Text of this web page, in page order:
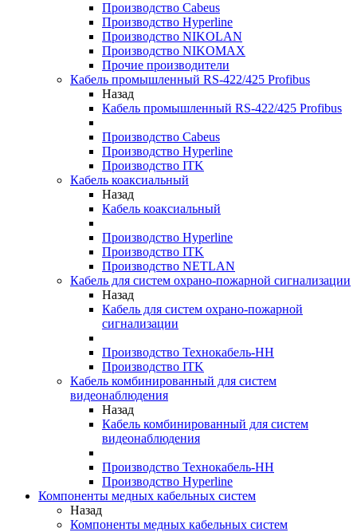
Производство Cabeus
Производство Hyperline
Производство NIKOLAN
Производство NIKOMAX
Прочие производители
Кабель промышленный RS-422/425 Profibus
Назад
Кабель промышленный RS-422/425 Profibus
Производство Cabeus
Производство Hyperline
Производство ITK
Кабель коаксиальный
Назад
Кабель коаксиальный
Производство Hyperline
Производство ITK
Производство NETLAN
Кабель для систем охрано-пожарной сигнализации
Назад
Кабель для систем охрано-пожарной
сигнализации
Производство Технокабель-НН
Производство ITK
Кабель комбинированный для систем
видеонаблюдения
Назад
Кабель комбинированный для систем
видеонаблюдения
Производство Технокабель-НН
Производство Hyperline
Компоненты медных кабельных систем
Назад
Компоненты медных кабельных систем